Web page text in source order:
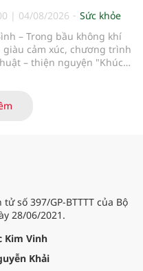
| 04/08/2026
Sức khỏe
– Trong bầu không khí
giàu cảm xúc, chương trình
– thiện nguyện "Khúc
chân đầu tiên tại Bệnh
Mai cơ sở Ninh Bình.
số 397/GP-BTTTT của Bộ
28/06/2021.
Kim Vinh
Khải